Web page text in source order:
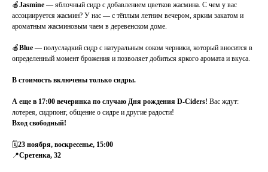
🍎Jasmine — яблочный сидр с добавлением цветков жасмина. С чем у вас
ассоциируется жасмин? У нас — с тёплым летним вечером, ярким закатом и
ароматным жасминовым чаем в деревенском доме.
🍎Blue — полусладкий сидр с натуральным соком черники, который вносится в
определенный момент брожения и позволяет добиться яркого аромата и вкуса.
В стоимость включены только сидры.
А еще в 17:00 вечеринка по случаю Дня рождения D-Ciders! Вас ждут:
лотерея, сидрпонг, общение о сидре и другие радости!
Вход свободный!
🗓23 ноября, воскресенье, 15:00
📍Сретенка, 32